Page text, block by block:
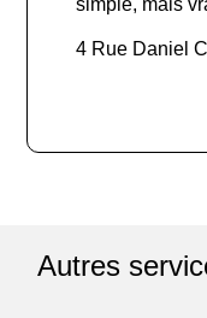
simple, mais
4 Rue Daniel
Autres